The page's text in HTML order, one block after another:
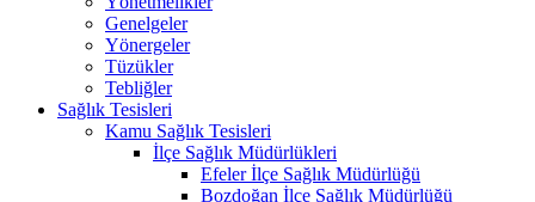
Genelgeler
Yönergeler
Tüzükler
Tebliğler
Sağlık Tesisleri
Kamu Sağlık Tesisleri
İlçe Sağlık Müdürlükleri
Efeler İlçe Sağlık Müdürlüğü
Bozdoğan İlçe Sağlık Müdürlüğü